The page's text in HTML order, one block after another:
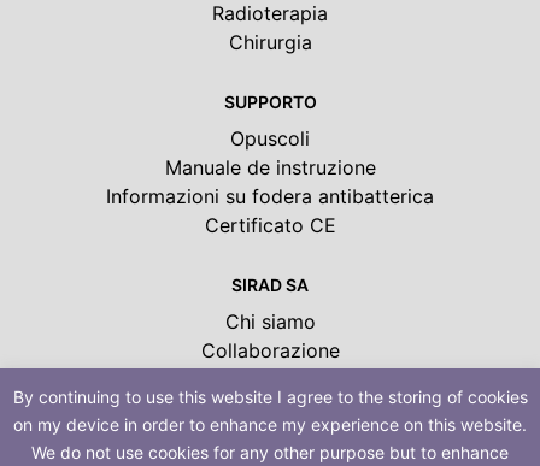
Radioterapia
Chirurgia
SUPPORTO
Opuscoli
Manuale de instruzione
Informazioni su fodera antibatterica
Certificato CE
SIRAD SA
Chi siamo
Collaborazione
Ambiente e Sviluppo Sostenibile
Exposition et Conferences
By continuing to use this website I agree to the storing of cookies
on my device in order to enhance my experience on this website.
We do not use cookies for any other purpose but to enhance